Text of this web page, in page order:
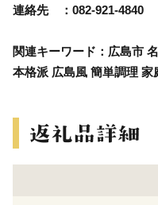
連絡先 ：082-921-4840
関連キーワード：広島市
本格派 広島風 簡単調理